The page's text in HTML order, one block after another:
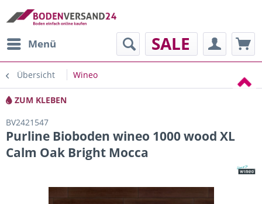
Menü SALE
Übersicht Wineo
ZUM KLEBEN
BV2421547
Purline Bioboden wineo 1000 wood XL
Calm Oak Bright Mocca